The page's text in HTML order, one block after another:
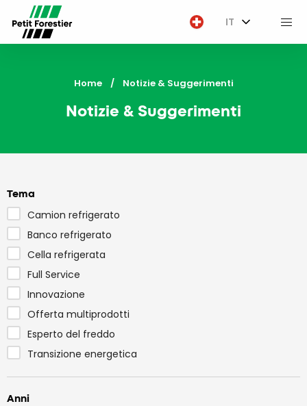
IT
Home Current:
Notizie & Suggerimenti
Notizie & Suggerimenti
Tema
Camion refrigerato
Banco refrigerato
Cella refrigerata
Full Service
Innovazione
Offerta multiprodotti
Esperto del freddo
Transizione energetica
Anni